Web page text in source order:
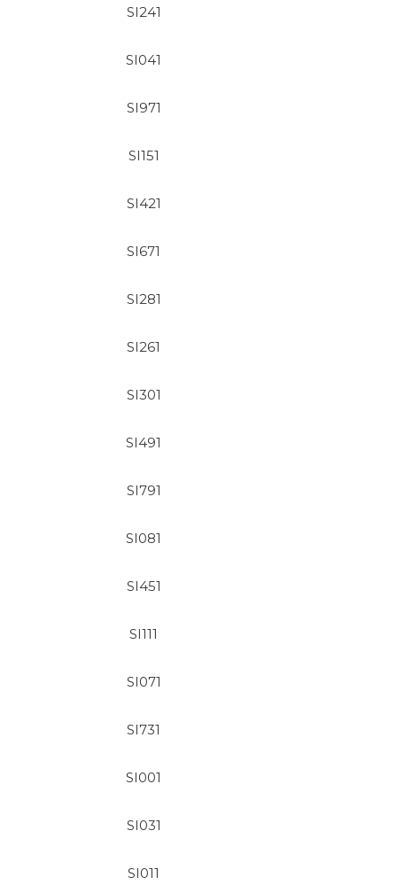
SI241
SI041
SI971
SI151
SI421
SI671
SI281
SI261
SI301
SI491
SI791
SI081
SI451
SI111
SI071
SI731
SI001
SI031
SI011